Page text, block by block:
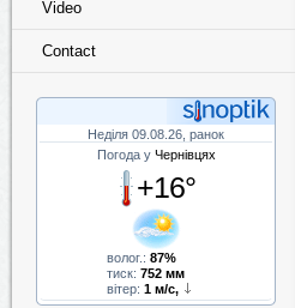
Video
Contact
Неділя 09.08.26, ранок
Погода у Чернівцях
+16°
волог.: 87%
тиск: 752 мм
вітер: 1 м/с,